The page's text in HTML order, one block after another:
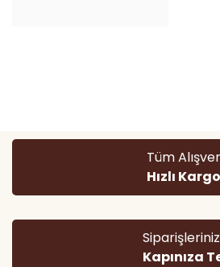
Tüm
Hızlı Kargo
Kapınıza